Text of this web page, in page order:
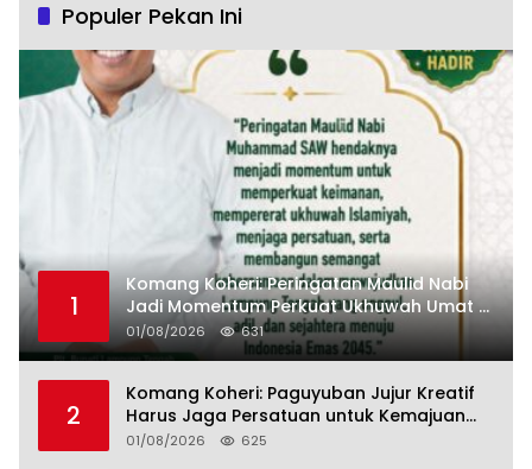
Populer Pekan Ini
1
Komang Koheri: Peringatan Maulid Nabi
Jadi Momentum Perkuat Ukhuwah Umat di
Lampung Tengah
01/08/2026 631
2
Komang Koheri: Paguyuban Jujur Kreatif
Harus Jaga Persatuan untuk Kemajuan
Lampung Tengah
01/08/2026 625